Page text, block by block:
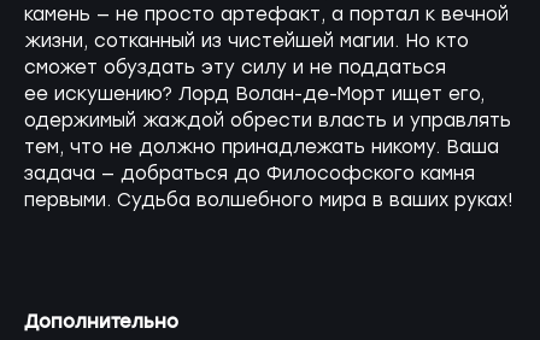
камень — не просто артефакт, а портал к вечной
жизни, сотканный из чистейшей магии. Но кто
сможет обуздать эту силу и не поддаться
ее искушению? Лорд Волан-де-Морт ищет его,
одержимый жаждой обрести власть и управлять
тем, что не должно принадлежать никому. Ваша
задача — добраться до Философского камня
первыми. Судьба волшебного мира в ваших руках!
Дополнительно